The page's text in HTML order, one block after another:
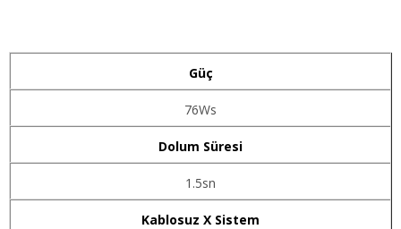
Güç
76Ws
Dolum Süresi
1.5sn
Kablosuz X Sistem